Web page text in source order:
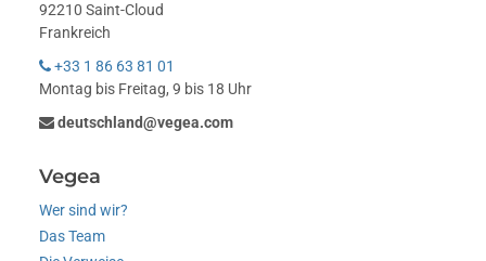
92210 Saint-Cloud
Frankreich
+33 1 86 63 81 01
Montag bis Freitag, 9 bis 18 Uhr
deutschland@vegea.com
Vegea
Wer sind wir?
Das Team